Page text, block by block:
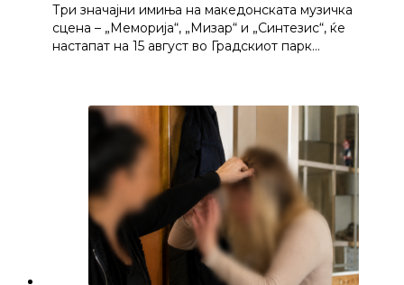
Три значајни имиња на македонската музичка
сцена – „Меморија“, „Мизар“ и „Синтезис“, ќе
настапат на 15 август во Градскиот парк…